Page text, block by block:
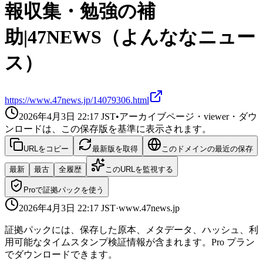
報収集・勉強の補
助|47NEWS（よんななニュー
ス）
https://www.47news.jp/14079306.html
2026年4月3日 22:17 JST•アーカイブページ・viewer・ダウ
ンロードは、この保存版を基準に表示されます。
URLをコピー 最新版を取得 このドメインの最近の保存
最新 最古 全履歴 このURLを監視する
Proで証拠パックを使う
2026年4月3日 22:17 JST·www.47news.jp
証拠パックには、保存した原本、メタデータ、ハッシュ、利
用可能なタイムスタンプ検証情報が含まれます。Pro プラン
でダウンロードできます。